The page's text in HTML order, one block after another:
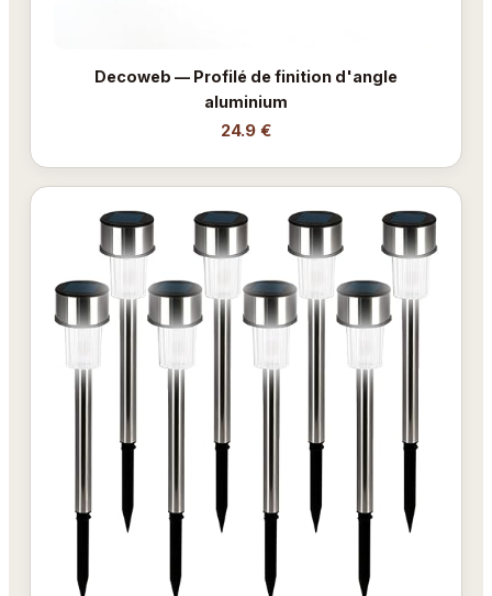
Decoweb — Profilé de finition d'angle
aluminium
24.9 €